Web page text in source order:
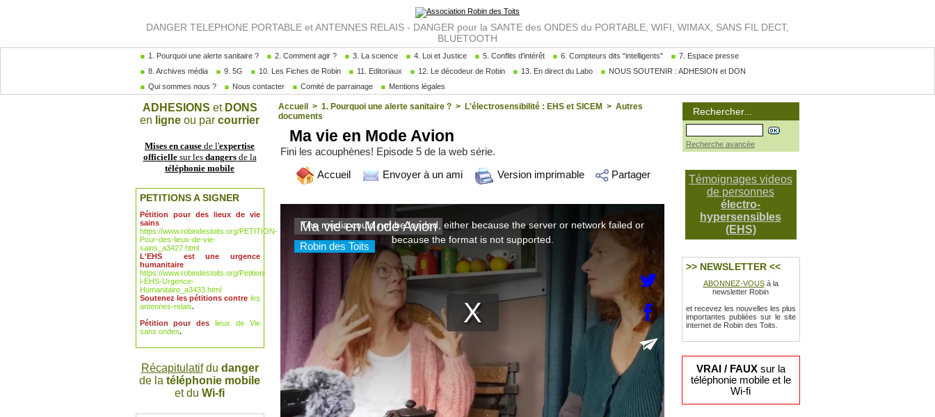
DANGER TELEPHONE PORTABLE et ANTENNES RELAIS - DANGER pour la SANTE des ONDES du PORTABLE, WIFI, WIMAX, SANS FIL DECT,
BLUETOOTH
1. Pourquoi une alerte sanitaire ? 2. Comment agir ? 3. La science 4. Loi et Justice 5. Conflits d'intérêt 6. Compteurs dits "intelligents"
7. Espace presse
8. Archives média
9. 5G 10. Les Fiches de Robin 11. Editoriaux 12. Le décodeur de Robin 13. En direct du Labo
NOUS SOUTENIR : ADHESION et DON
Qui sommes nous ?
Nous contacter Comité de parrainage Mentions légales
ADHESIONS et DONS
en ligne ou par courrier
Mises en cause de l'expertise
officiellesur les dangersde la
téléphonie mobile
PETITIONS A SIGNER
Pétition pour des lieux de vie
sains
https://www.robindestoits.org/PETITION-
Pour-des-lieux-de-vie-
sains_a3427.html
L'EHS est une urgence
humanitaire
https://www.robindestoits.org/Petition-
l-EHS-Urgence-
Humanitaire_a3433.html
Soutenez les pétitions contre les
antennes-relais.
Pétition pour des
lieux de Vie
sans ondes.
Récapitulatifdu danger
de la téléphonie mobile
et du Wi-fi
Accueil > 1. Pourquoi une alerte sanitaire ? > L'électrosensibilité : EHS et SICEM > Autres
documents
Ma vie en Mode Avion
Fini les acouphènes! Episode 5 de la web série.
Accueil
Envoyer à un ami Version imprimable Partager
Rechercher...
Recherche avancée
Témoignages videos
de personnes
électro-
hypersensibles
(EHS)
>> NEWSLETTER <<
ABONNEZ-VOUSà la
newsletter Robin
et recevez les nouvelles les plus
importantes publiées sur le site
internet de Robin des Toits.
VRAI / FAUXsur la
téléphonie mobile et le
Wi-fi